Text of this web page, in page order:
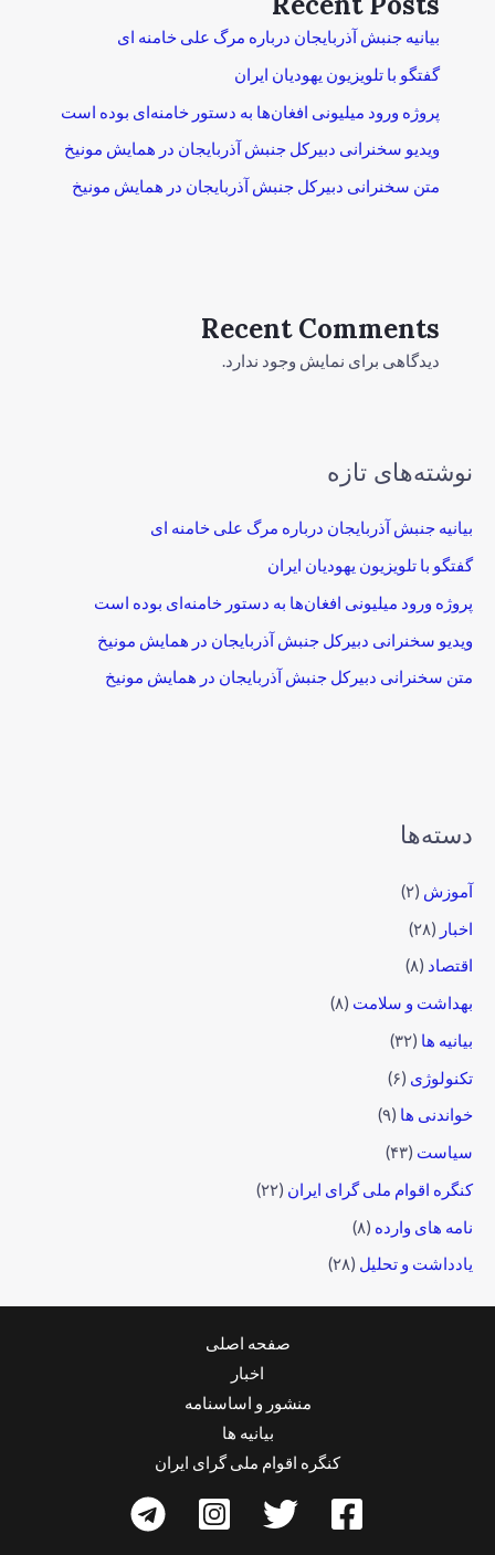
بیانیه جنبش آذربایجان درباره مرگ علی خامنه ای
گفتگو با تلویزیون یهودیان ایران
پروژه ورود میلیونی افغان‌ها به دستور خامنه‌ای بوده است
ویدیو سخنرانی دبیرکل جنبش آذربایجان در همایش مونیخ
متن سخنرانی دبیرکل جنبش آذربایجان در همایش مونیخ
Recent Comments
دیدگاهی برای نمایش وجود ندارد.
نوشته‌های تازه
بیانیه جنبش آذربایجان درباره مرگ علی خامنه ای
گفتگو با تلویزیون یهودیان ایران
پروژه ورود میلیونی افغان‌ها به دستور خامنه‌ای بوده است
ویدیو سخنرانی دبیرکل جنبش آذربایجان در همایش مونیخ
متن سخنرانی دبیرکل جنبش آذربایجان در همایش مونیخ
دسته‌ها
آموزش (۲)
اخبار (۲۸)
اقتصاد (۸)
بهداشت و سلامت (۸)
بیانیه ها (۳۲)
تکنولوژی (۶)
خواندنی ها (۹)
سیاست (۴۳)
کنگره اقوام ملی گرای ایران (۲۲)
نامه های وارده (۸)
یادداشت و تحلیل (۲۸)
صفحه اصلی
اخبار
منشور و اساسنامه
بیانیه ها
کنگره اقوام ملی گرای ایران